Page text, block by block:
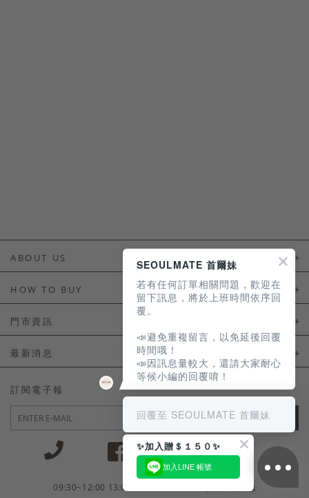
ABOUT US
HOW TO BUY
如何購買
會員常見問題
訂單常見問題
商品售後服務
電子發票
門市資訊
門市資訊
最新消息
LINE官方會員活動
訂閱電子報
JOIN
09:30~12:00 13:00~18:30 / Mon - Fri(例假日除外)
SEOULMATE 首爾妹
若有任何訂單相關問題，歡迎在
留下訊息，將於上班時間依序回
覆。
📣避免重複留言，以免延後回覆
時間哦！
📣因訊息量較大，還請大家耐心
等候小編的回覆唷！
回覆至 SEOULMATE 首爾妹
✨加入贈＄１５０✨
加入LINE 帳號